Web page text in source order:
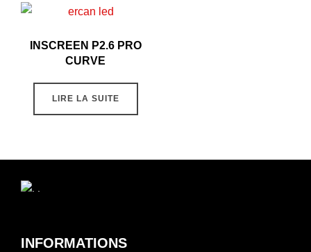
INSCREEN P2.6 PRO
CURVE
LIRE LA SUITE
INFORMATIONS